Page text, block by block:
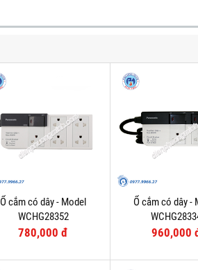
Ổ cắm có dây - Model
WCHG28352
780,000 đ
Ổ cắm có dây -
960,000